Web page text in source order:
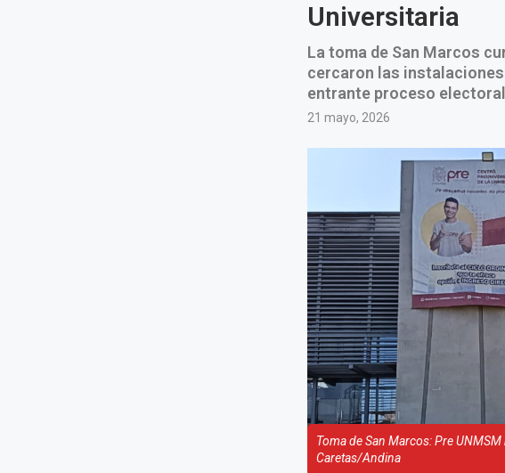
Universitaria
La toma de San Marcos
cercaron las
entrante proceso
21 mayo, 2026
Toma de San Marcos: Pre
Caretas/Andina